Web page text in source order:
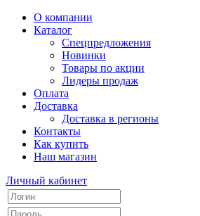
О компании
Каталог
Спецпредложения
Новинки
Товары по акции
Лидеры продаж
Оплата
Доставка
Доставка в регионы
Контакты
Как купить
Наш магазин
Личный кабинет